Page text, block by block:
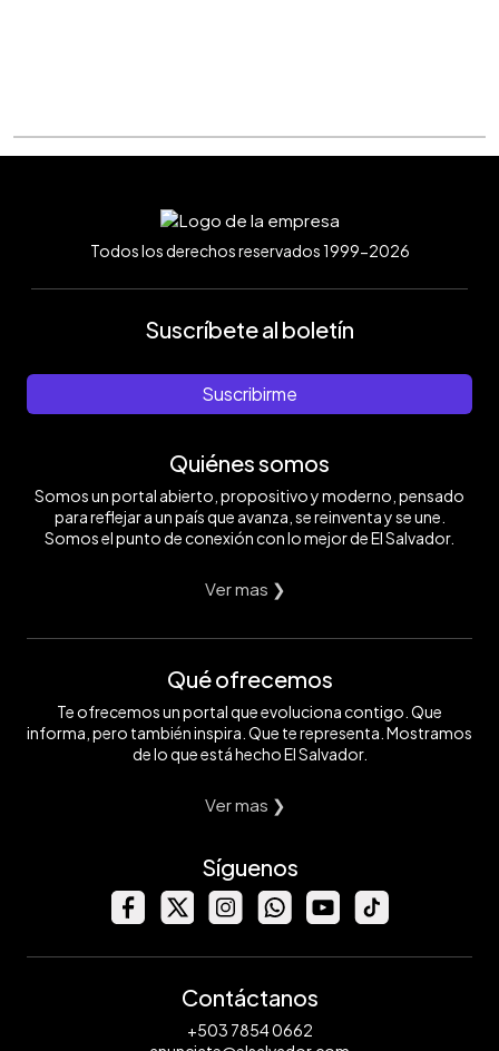
Todos los derechos reservados 1999-2026
Suscríbete al boletín
Suscribirme
Quiénes somos
Somos un portal abierto, propositivo y moderno, pensado
para reflejar a un país que avanza, se reinventa y se une.
Somos el punto de conexión con lo mejor de El Salvador.
Ver mas ❯
Qué ofrecemos
Te ofrecemos un portal que evoluciona contigo. Que
informa, pero también inspira. Que te representa. Mostramos
de lo que está hecho El Salvador.
Ver mas ❯
Síguenos
Contáctanos
+503 7854 0662